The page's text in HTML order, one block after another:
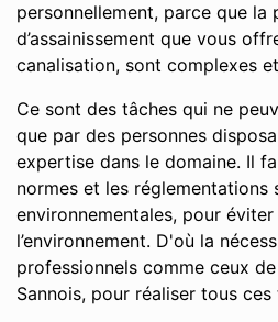
personnellement, parce que
d’assainissement que vous
canalisation, sont complexes
Ce sont des tâches qui ne
que par des personnes
expertise dans le domaine. Il
normes et les réglementations
environnementales, pour
l’environnement. D'où la
professionnels comme ceux
Sannois, pour réaliser tous ces